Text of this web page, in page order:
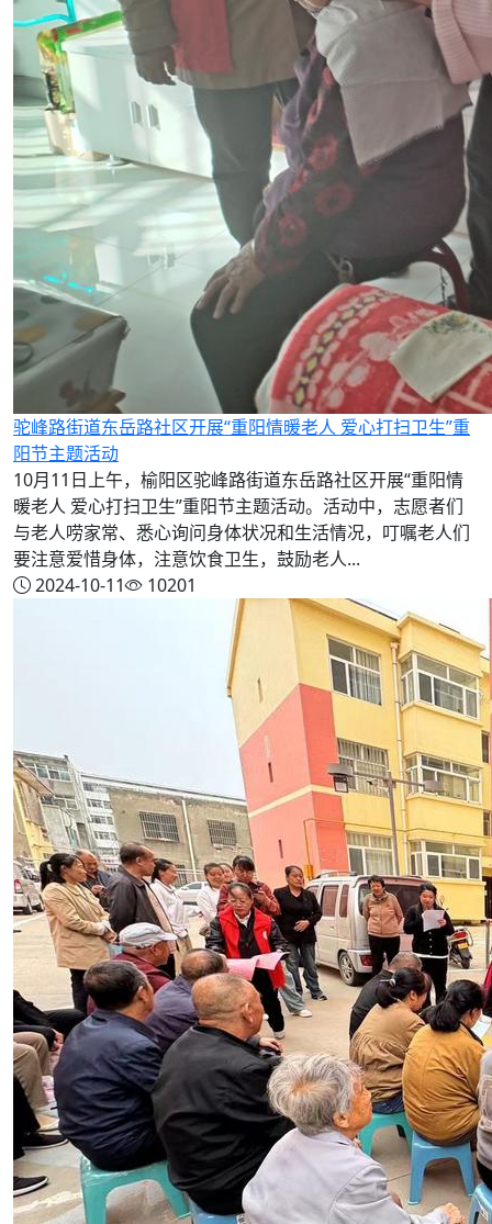
驼峰路街道东岳路社区开展“重阳情暖老人 爱心打扫卫生”重
阳节主题活动
10月11日上午，榆阳区驼峰路街道东岳路社区开展“重阳情
暖老人 爱心打扫卫生”重阳节主题活动。活动中，志愿者们
与老人唠家常、悉心询问身体状况和生活情况，叮嘱老人们
要注意爱惜身体，注意饮食卫生，鼓励老人...
2024-10-11
10201